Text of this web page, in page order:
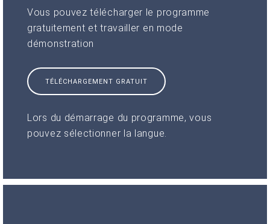
Vous pouvez télécharger le programme
gratuitement et travailler en mode
démonstration
TÉLÉCHARGEMENT GRATUIT
Lors du démarrage du programme, vous
pouvez sélectionner la langue.